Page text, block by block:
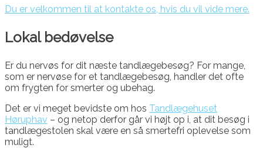
Du er velkommen til at kontakte os, hvis du vil vide mere.
Lokal bedøvelse
Er du nervøs for dit næste tandlægebesøg? For mange,
som er nervøse for et tandlægebesøg, handler det ofte
om frygten for smerter og ubehag.
Det er vi meget bevidste om hos Tandlægehuset
Høruphav – og netop derfor går vi højt op i, at dit besøg i
tandlægestolen skal være en så smertefri oplevelse som
muligt.